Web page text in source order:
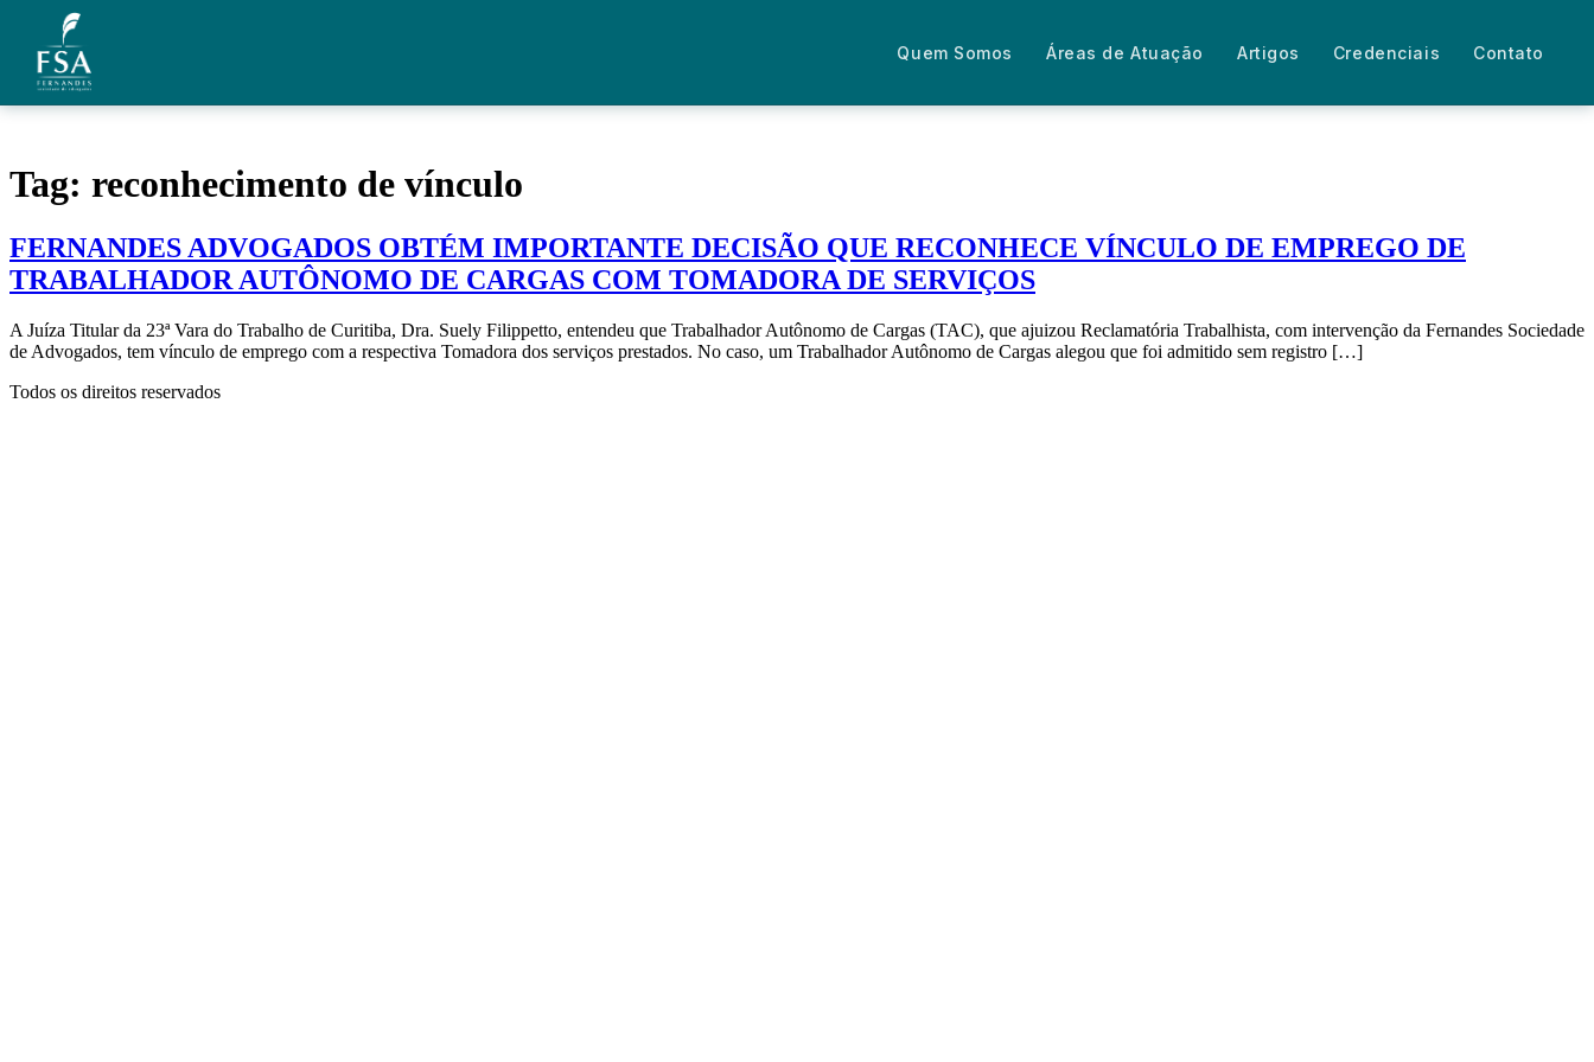
Ir para o conteúdo
Quem Somos
Áreas de Atuação Artigos Credenciais Contato
Áreas de Atuação
Artigos
Contato
Tag: reconhecimento de vínculo
FERNANDES ADVOGADOS OBTÉM IMPORTANTE DECISÃO QUE RECONHECE VÍNCULO DE EMPREGO DE
TRABALHADOR AUTÔNOMO DE CARGAS COM TOMADORA DE SERVIÇOS
A Juíza Titular da 23ª Vara do Trabalho de Curitiba, Dra. Suely Filippetto, entendeu que Trabalhador Autônomo de Cargas (TAC), que ajuizou Reclamatória Trabalhista, com intervenção da Fernandes Sociedade
de Advogados, tem vínculo de emprego com a respectiva Tomadora dos serviços prestados. No caso, um Trabalhador Autônomo de Cargas alegou que foi admitido sem registro […]
Todos os direitos reservados